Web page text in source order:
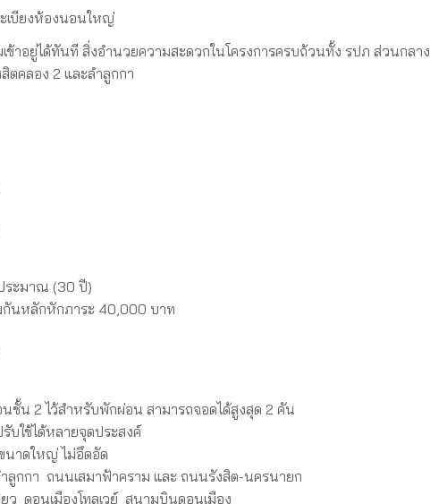
เบียงห้องนอนใหญ่
ข้าอยู่ได้ทันที สิ่งอำนวยความสะดวกในโครงการครบถ้วนทั้ง รปภ ส่วนกลาง
ตคลอง 2 และลำลูกกา
ระมาณ (30 ปี)
กันหลักหักภาระ 40,000 บาท
ชั้น 2 ไว้สำหรับพักผ่อน สามารถจอดได้สูงสุด 2 คัน
ใช้ได้หลายจุดประสงค์
าดใหญ่ ไม่อึดอัด
ลูกกา ถนนเสมาฟ้าคราม และ ถนนรังสิต-นครนายก
ว ดอนเมืองโทลเวย์ สนามบินดอนเมือง